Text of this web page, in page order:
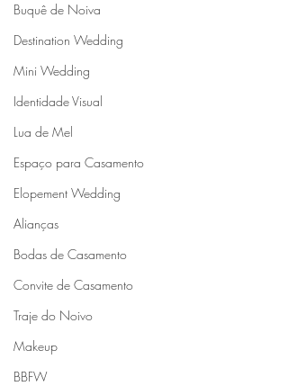
Buquê de Noiva
Destination Wedding
Mini Wedding
Identidade Visual
Lua de Mel
Espaço para Casamento
Elopement Wedding
Alianças
Bodas de Casamento
Convite de Casamento
Traje do Noivo
Makeup
BBFW